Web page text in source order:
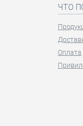
ЧТО
Оплата